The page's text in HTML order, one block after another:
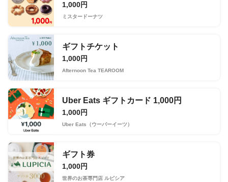
1,000円
ミスタードーナツ
ギフトチケット
1,000円
Afternoon Tea TEAROOM
Uber Eats ギフトカード 1,000円
1,000円
Uber Eats（ウーバーイーツ）
ギフト券
1,000円
世界のお茶専門店 ルピシア